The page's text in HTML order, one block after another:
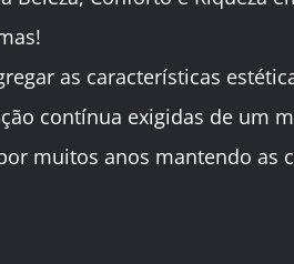
as características
contínua exigidas de um
muitos anos mantendo as